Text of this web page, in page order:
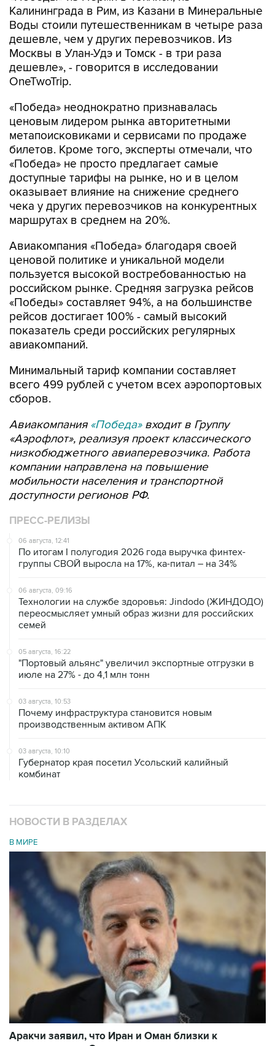
Калининграда в Рим, из Казани в Минеральные
Воды стоили путешественникам в четыре раза
дешевле, чем у других перевозчиков. Из
Москвы в Улан-Удэ и Томск - в три раза
дешевле», - говорится в исследовании
OneTwoTrip.
«Победа» неоднократно признавалась
ценовым лидером рынка авторитетными
метапоисковиками и сервисами по продаже
билетов. Кроме того, эксперты отмечали, что
«Победа» не просто предлагает самые
доступные тарифы на рынке, но и в целом
оказывает влияние на снижение среднего
чека у других перевозчиков на конкурентных
маршрутах в среднем на 20%.
Авиакомпания «Победа» благодаря своей
ценовой политике и уникальной модели
пользуется высокой востребованностью на
российском рынке. Средняя загрузка рейсов
«Победы» составляет 94%, а на большинстве
рейсов достигает 100% - самый высокий
показатель среди российских регулярных
авиакомпаний.
Минимальный тариф компании составляет
всего 499 рублей с учетом всех аэропортовых
сборов.
Авиакомпания«Победа»входит в Группу
«Аэрофлот», реализуя проект классического
низкобюджетного авиаперевозчика. Работа
компании направлена на повышение
мобильности населения и транспортной
доступности регионов РФ.
ПРЕСС-РЕЛИЗЫ
06 августа, 12:41
По итогам I полугодия 2026 года выручка финтех-
группы СВОЙ выросла на 17%, ка-питал – на 34%
06 августа, 09:16
Технологии на службе здоровья: Jindodo (ЖИНДОДО)
переосмысляет умный образ жизни для российских
семей
05 августа, 16:22
"Портовый альянс" увеличил экспортные отгрузки в
июле на 27% - до 4,1 млн тонн
03 августа, 10:53
Почему инфраструктура становится новым
производственным активом АПК
03 августа, 10:10
Губернатор края посетил Усольский калийный
комбинат
НОВОСТИ В РАЗДЕЛАХ
В МИРЕ
Аракчи заявил, что Иран и Оман близки к